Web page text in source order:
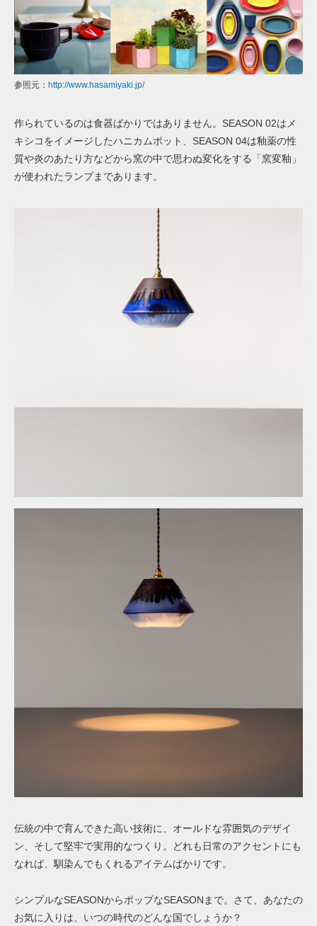
参照元： http://www.hasamiyaki.jp/
作られているのは食器ばかりではありません。SEASON 02はメ
キシコをイメージしたハニカムポット、SEASON 04は釉薬の性
質や炎のあたり方などから窯の中で思わぬ変化をする「窯変釉」
が使われたランプまであります。
伝統の中で育んできた高い技術に、オールドな雰囲気のデザイ
ン、そして堅牢で実用的なつくり。どれも日常のアクセントにも
なれば、馴染んでもくれるアイテムばかりです。
シンプルなSEASONからポップなSEASONまで。さて、あなたの
お気に入りは、いつの時代のどんな国でしょうか？